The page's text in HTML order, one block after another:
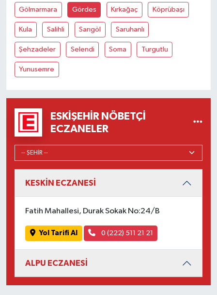
Gölmarmara Gördes Kırkağaç Köprübaşı
Kula Salihli Sarıgöl Saruhanlı
Şehzadeler Selendi Soma Turgutlu
Yunusemre
ESKIŞEHIR NÖBETÇI
ECZANELER
KESKİN ECZANESİ
Fatih Mahallesi, Durak Sokak No:24/B
Yol Tarifi Al 0 (222) 511 21 21
ALPU ECZANESİ